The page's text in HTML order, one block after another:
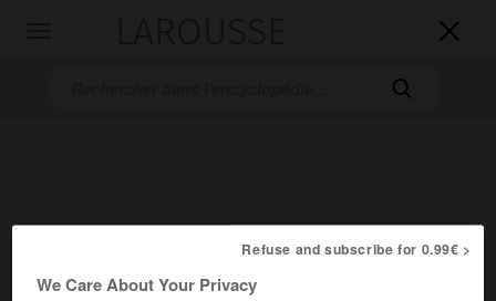


Accueil>Encyclopédie [personnage]
Refuse and subscribe for 0.99€ >
We Care About Your Privacy